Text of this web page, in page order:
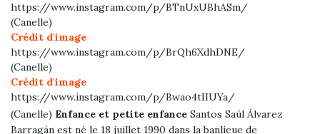
https://www.instagram.com/p/BTnUxUBhASm/
(Canelle)
Crédit d'image
https://www.instagram.com/p/BrQh6XdhDNE/
(Canelle)
Crédit d'image
https://www.instagram.com/p/Bwao4tIIUYa/
(Canelle) Précédent
Prochain
Enfance et petite enfance Santos Saúl Álvarez
Barragán est né le 18 juillet 1990 dans la banlieue de